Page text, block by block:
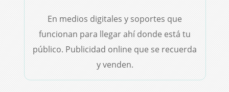
En medios digitales y soportes que
funcionan para llegar ahí donde está tu
público. Publicidad online que se recuerda
y venden.